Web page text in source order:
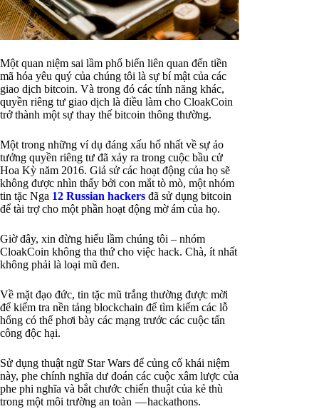
Một quan niệm sai lầm phổ biến liên quan đến tiền
mã hóa yêu quý của chúng tôi là sự bí mật của các
giao dịch bitcoin. Và trong đó các tính năng khác,
quyền riêng tư giao dịch là điều làm cho CloakCoin
trở thành một sự thay thế bitcoin thông thường.
Một trong những ví dụ đáng xấu hổ nhất về sự ảo
tưởng quyền riêng tư đã xảy ra trong cuộc bầu cử
Hoa Kỳ năm 2016. Giả sử các hoạt động của họ sẽ
không được nhìn thấy bởi con mắt tò mò, một nhóm
tin tặc Nga 12 Russian hackers đã sử dụng bitcoin
để tài trợ cho một phần hoạt động mờ ám của họ.
Giờ đây, xin đừng hiểu lầm chúng tôi – nhóm
CloakCoin không tha thứ cho việc hack. Chà, ít nhất
không phải là loại mũ đen.
Về mặt đạo đức, tin tặc mũ trắng thường được mời
để kiểm tra nền tảng blockchain để tìm kiếm các lỗ
hổng có thể phơi bày các mạng trước các cuộc tấn
công độc hại.
Sử dụng thuật ngữ Star Wars để củng cố khái niệm
này, phe chính nghĩa dư đoán các cuộc xâm lược của
phe phi nghĩa và bắt chước chiến thuật của kẻ thù
trong một môi trường an toàn — hackathons.